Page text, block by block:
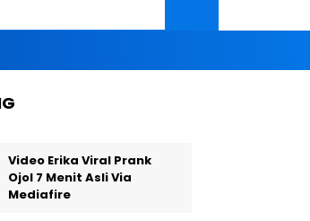
Video Erika Viral Prank
Ojol 7 Menit Asli Via
Mediafire